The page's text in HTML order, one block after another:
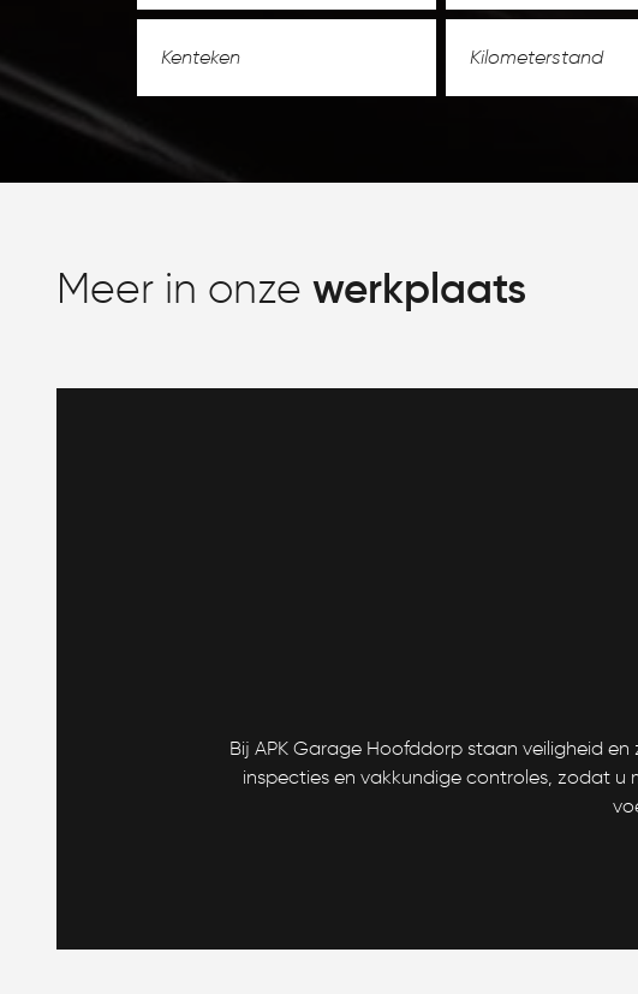
Meer in onzewerkplaats
Bij APK Garage Hoofddorp staan veiligheid
inspecties en vakkundige controles, zodat u